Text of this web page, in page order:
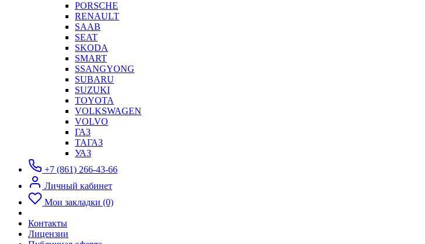
PORSCHE
RENAULT
SAAB
SEAT
SKODA
SMART
SSANGYONG
SUBARU
SUZUKI
TOYOTA
VOLKSWAGEN
VOLVO
ГАЗ
ТАГАЗ
УАЗ
+7 (861) 266-43-66
Личный кабинет
Мои закладки (0)
Контакты
Лицензии